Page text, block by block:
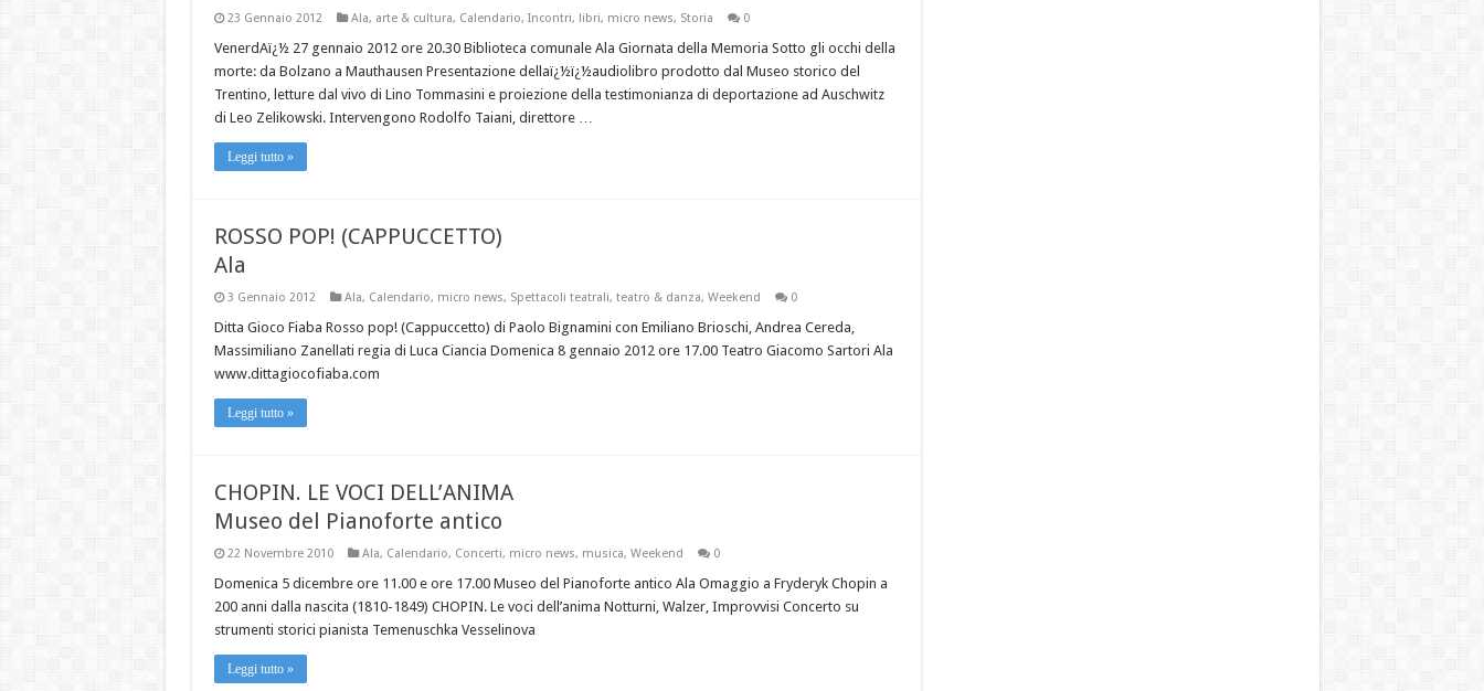
23 Gennaio 2012 Ala, arte & cultura, Calendario, Incontri, libri, micro news, Storia 0
VenerdAï¿½ 27 gennaio 2012 ore 20.30 Biblioteca comunale Ala Giornata della Memoria Sotto gli occhi della
morte: da Bolzano a Mauthausen Presentazione dellaï¿½ï¿½audiolibro prodotto dal Museo storico del
Trentino, letture dal vivo di Lino Tommasini e proiezione della testimonianza di deportazione ad Auschwitz
di Leo Zelikowski. Intervengono Rodolfo Taiani, direttore …
Leggi tutto »
ROSSO POP! (CAPPUCCETTO)
Ala
3 Gennaio 2012 Ala, Calendario, micro news, Spettacoli teatrali, teatro & danza, Weekend 0
Ditta Gioco Fiaba Rosso pop! (Cappuccetto) di Paolo Bignamini con Emiliano Brioschi, Andrea Cereda,
Massimiliano Zanellati regia di Luca Ciancia Domenica 8 gennaio 2012 ore 17.00 Teatro Giacomo Sartori Ala
www.dittagiocofiaba.com
Leggi tutto »
CHOPIN. LE VOCI DELL’ANIMA
Museo del Pianoforte antico
22 Novembre 2010 Ala, Calendario, Concerti, micro news, musica, Weekend 0
Domenica 5 dicembre ore 11.00 e ore 17.00 Museo del Pianoforte antico Ala Omaggio a Fryderyk Chopin a
200 anni dalla nascita (1810-1849) CHOPIN. Le voci dell’anima Notturni, Walzer, Improvvisi Concerto su
strumenti storici pianista Temenuschka Vesselinova
Leggi tutto »